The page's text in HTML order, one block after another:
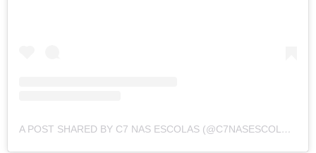
A POST SHARED BY C7 NAS ESCOLAS (@C7NASESCOLAS)